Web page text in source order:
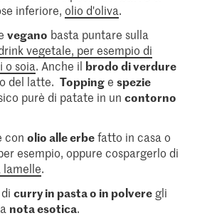
inferiore,olio d'oliva.
vegano basta puntare sulla
vegetale, per esempio di
o soia. Anche il brodo di verdure
del latte.Toppingespezie
purè di patate in uncontorno
conolio alle erbefatto in casa o
esempio, oppure cospargerlo di
lamelle.
dicurry in pasta o in polvere gli
nota esotica.